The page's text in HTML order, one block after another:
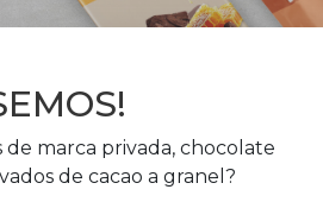
de marca privada, chocolate
de cacao a granel?